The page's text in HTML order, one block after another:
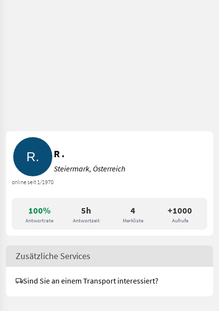
100%
Antwortrate
5h
Antwortzeit
4
Merkliste
+1000
Aufrufe
online seit 1/1970
R .
Steiermark, Österreich
Zusätzliche Services
Sind Sie an einem Transport interessiert?